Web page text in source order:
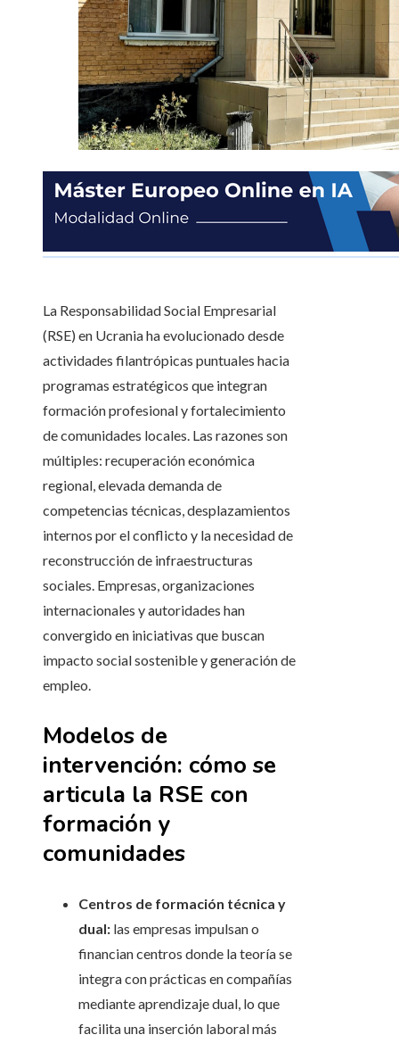
La Responsabilidad Social Empresarial
(RSE) en Ucrania ha evolucionado desde
actividades filantrópicas puntuales hacia
programas estratégicos que integran
formación profesional y fortalecimiento
de comunidades locales. Las razones son
múltiples: recuperación económica
regional, elevada demanda de
competencias técnicas, desplazamientos
internos por el conflicto y la necesidad de
reconstrucción de infraestructuras
sociales. Empresas, organizaciones
internacionales y autoridades han
convergido en iniciativas que buscan
impacto social sostenible y generación de
empleo.
Modelos de
intervención: cómo se
articula la RSE con
formación y
comunidades
Centros de formación técnica y
dual: las empresas impulsan o
financian centros donde la teoría se
integra con prácticas en compañías
mediante aprendizaje dual, lo que
facilita una inserción laboral más